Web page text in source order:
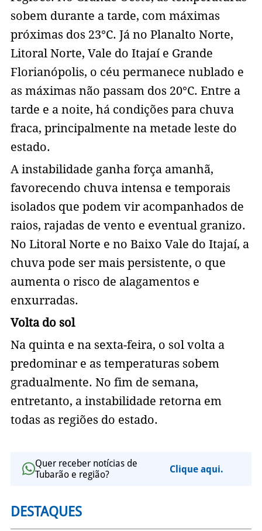
sobem durante a tarde, com máximas
próximas dos 23°C. Já no Planalto Norte,
Litoral Norte, Vale do Itajaí e Grande
Florianópolis, o céu permanece nublado e
as máximas não passam dos 20°C. Entre a
tarde e a noite, há condições para chuva
fraca, principalmente na metade leste do
estado.
A instabilidade ganha força amanhã,
favorecendo chuva intensa e temporais
isolados que podem vir acompanhados de
raios, rajadas de vento e eventual granizo.
No Litoral Norte e no Baixo Vale do Itajaí, a
chuva pode ser mais persistente, o que
aumenta o risco de alagamentos e
enxurradas.
Volta do sol
Na quinta e na sexta-feira, o sol volta a
predominar e as temperaturas sobem
gradualmente. No fim de semana,
entretanto, a instabilidade retorna em
todas as regiões do estado.
Quer receber notícias de
Tubarão e região?
Clique aqui.
DESTAQUES